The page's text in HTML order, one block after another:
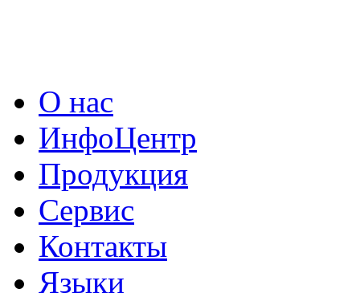
О нас
ИнфоЦентр
Продукция
Сервис
Контакты
Языки